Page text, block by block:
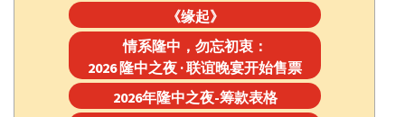
《缘起》
情系隆中，勿忘初衷：
2026 隆中之夜 · 联谊晚宴开始售票
2026年隆中之夜-筹款表格